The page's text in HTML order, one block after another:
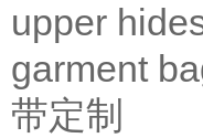
upper
garment
带定制